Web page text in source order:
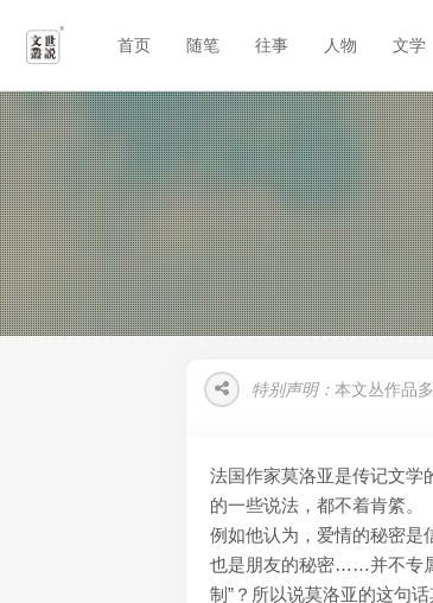
首页 随笔 往事 人物 文学
特别声明： 本文丛作品
法国作家莫洛亚是传记文学
的一些说法，都不着肯綮。
例如他认为，爱情的秘密是
也是朋友的秘密……并不专
制”？所以说莫洛亚的这句